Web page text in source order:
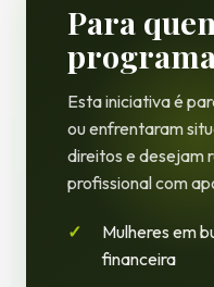
Para
Esta iniciativa é
ou enfrentaram
direitos e desejam
profissional com
Mulheres em
financeira